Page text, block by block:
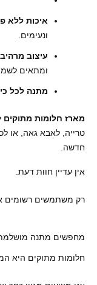
איכות ללא
ונעימים.
עיצוב
ומתאים
מתנה לכל
מארז חלומות
טרייה, לאבא גאה, או
חדשה.
אין עדיין חוות דעת.
רק משתמשים רשומים
מחפשים מתנה
חלומות מתוקים היא